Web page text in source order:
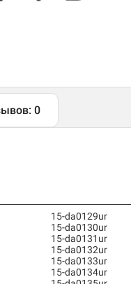
0
15-da0129ur
15-da0130ur
15-da0131ur
15-da0132ur
15-da0133ur
15-da0134ur